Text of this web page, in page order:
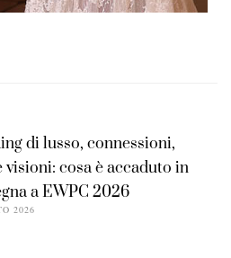
di lusso, connessioni,
visioni: cosa è accaduto in
a EWPC 2026
2026